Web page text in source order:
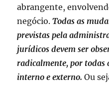
abrangente,
negócio.Todas as
previstas pela
jurídicos devem ser
radicalmente, por todas
interno e externo. Ou